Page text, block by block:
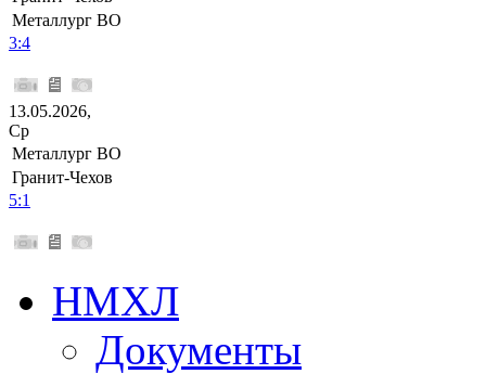
Металлург ВО
3:4
13.05.2026,
Ср
Металлург ВО
Гранит-Чехов
5:1
НМХЛ
Документы